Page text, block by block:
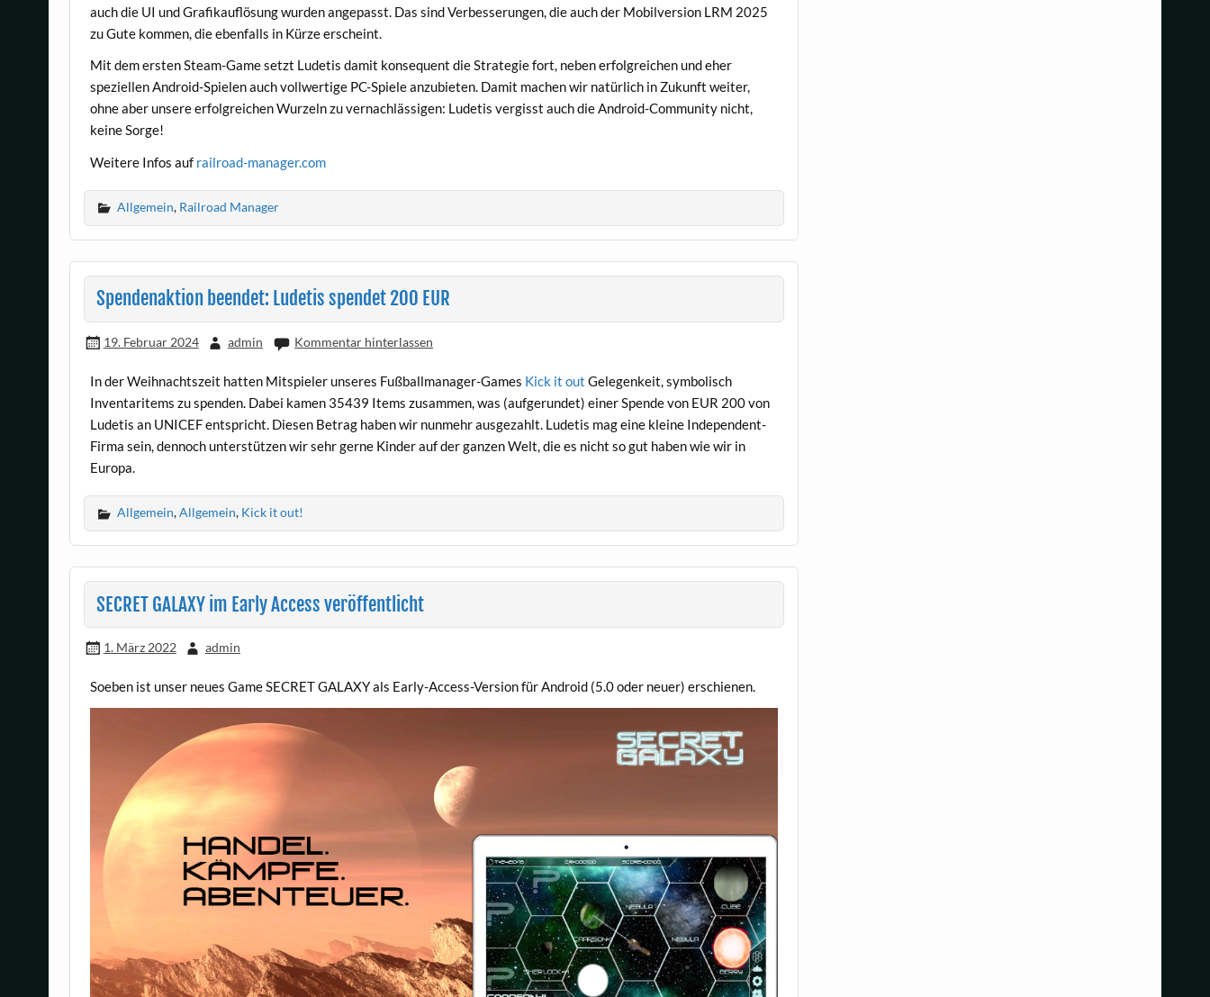
auch die UI und Grafikauflösung wurden angepasst. Das sind Verbesserungen, die auch der Mobilversion LRM 2025
zu Gute kommen, die ebenfalls in Kürze erscheint.
Mit dem ersten Steam-Game setzt Ludetis damit konsequent die Strategie fort, neben erfolgreichen und eher
speziellen Android-Spielen auch vollwertige PC-Spiele anzubieten. Damit machen wir natürlich in Zukunft weiter,
ohne aber unsere erfolgreichen Wurzeln zu vernachlässigen: Ludetis vergisst auch die Android-Community nicht,
keine Sorge!
Weitere Infos auf railroad-manager.com
Allgemein, Railroad Manager
Spendenaktion beendet: Ludetis spendet 200 EUR
19. Februar 2024 admin Kommentar hinterlassen
In der Weihnachtszeit hatten Mitspieler unseres Fußballmanager-Games Kick it out Gelegenkeit, symbolisch
Inventaritems zu spenden. Dabei kamen 35439 Items zusammen, was (aufgerundet) einer Spende von EUR 200 von
Ludetis an UNICEF entspricht. Diesen Betrag haben wir nunmehr ausgezahlt. Ludetis mag eine kleine Independent-
Firma sein, dennoch unterstützen wir sehr gerne Kinder auf der ganzen Welt, die es nicht so gut haben wie wir in
Europa.
Allgemein,Allgemein, Kick it out!
SECRET GALAXY im Early Access veröffentlicht
1. März 2022 admin
Soeben ist unser neues Game SECRET GALAXY als Early-Access-Version für Android (5.0 oder neuer) erschienen.